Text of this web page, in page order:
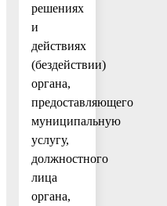
решениях
и
действиях
(бездействии)
органа,
предоставляющего
муниципальную
услугу,
должностного
лица
органа,